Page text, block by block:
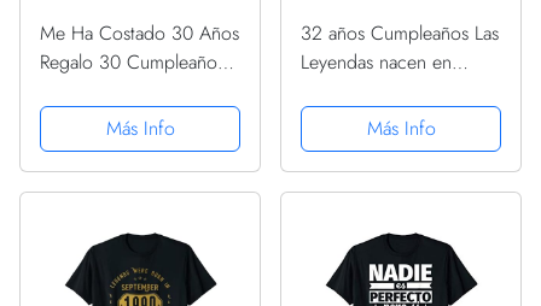
Me Ha Costado 30 Años
Regalo 30 Cumpleaños
Más Info
32 años Cumpleaños Las
Leyendas nacen en
CamisetaMás Info